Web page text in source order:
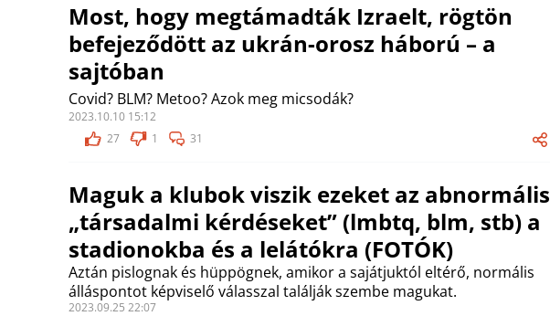
Most, hogy megtámadták Izraelt, rögtön
befejeződött az ukrán-orosz háború – a
sajtóban
Covid? BLM? Metoo? Azok meg micsodák?
2023.10.10 15:12
27
1 31
Maguk a klubok viszik ezeket az abnormális
„társadalmi kérdéseket” (lmbtq, blm, stb) a
stadionokba és a lelátókra (FOTÓK)
Aztán pislognak és hüppögnek, amikor a sajátjuktól eltérő, normális
álláspontot képviselő válasszal találják szembe magukat.
2023.09.25 22:07